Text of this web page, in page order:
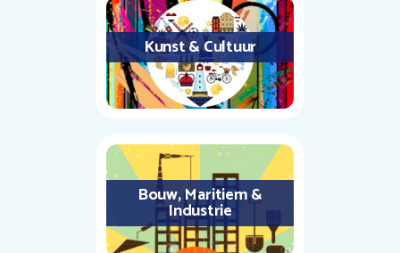
Kunst & Cultuur
Bouw, Maritiem &
Industrie